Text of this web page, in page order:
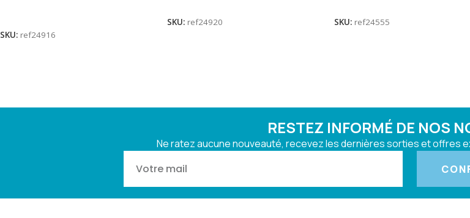
SKU: ref24916
SKU: ref24920 SKU: ref24555
RESTEZ INFORMÉ DE NOS
Ne ratez aucune nouveauté, recevez les dernières sorties et offres